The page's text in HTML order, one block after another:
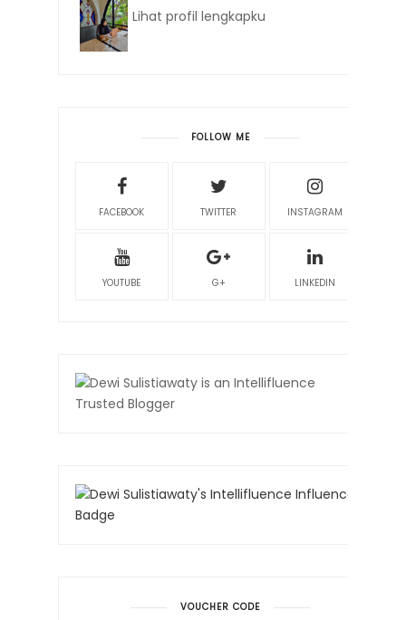
Lihat profil lengkapku
FOLLOW ME
FACEBOOK TWITTER INSTAGRAM
YOUTUBE G+ LINKEDIN
VOUCHER CODE